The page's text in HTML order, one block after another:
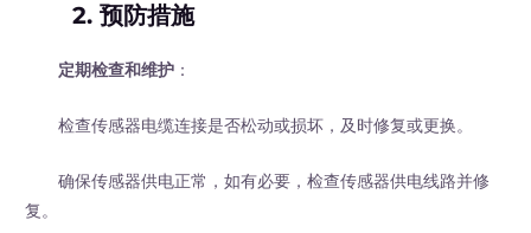
2. 预防措施
定期检查和维护 ：
检查传感器电缆连接是否松动或损坏，及时修复或更换。
确保传感器供电正常，如有必要，检查传感器供电线路并修
复。